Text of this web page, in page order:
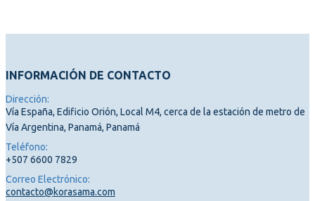
INFORMACIÓN DE CONTACTO
Dirección:
Vía España, Edificio Orión, Local M4, cerca de la estación de metro de
Vía Argentina, Panamá, Panamá
Teléfono:
+507 6600 7829
Correo Electrónico:
contacto@korasama.com